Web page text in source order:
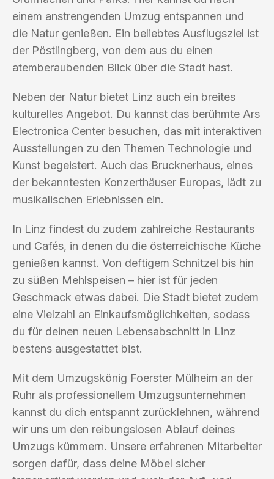
einem anstrengenden Umzug entspannen und
die Natur genießen. Ein beliebtes Ausflugsziel ist
der Pöstlingberg, von dem aus du einen
atemberaubenden Blick über die Stadt hast.
Neben der Natur bietet Linz auch ein breites
kulturelles Angebot. Du kannst das berühmte Ars
Electronica Center besuchen, das mit interaktiven
Ausstellungen zu den Themen Technologie und
Kunst begeistert. Auch das Brucknerhaus, eines
der bekanntesten Konzerthäuser Europas, lädt zu
musikalischen Erlebnissen ein.
In Linz findest du zudem zahlreiche Restaurants
und Cafés, in denen du die österreichische Küche
genießen kannst. Von deftigem Schnitzel bis hin
zu süßen Mehlspeisen – hier ist für jeden
Geschmack etwas dabei. Die Stadt bietet zudem
eine Vielzahl an Einkaufsmöglichkeiten, sodass
du für deinen neuen Lebensabschnitt in Linz
bestens ausgestattet bist.
Mit dem Umzugskönig Foerster Mülheim an der
Ruhr als professionellem Umzugsunternehmen
kannst du dich entspannt zurücklehnen, während
wir uns um den reibungslosen Ablauf deines
Umzugs kümmern. Unsere erfahrenen Mitarbeiter
sorgen dafür, dass deine Möbel sicher